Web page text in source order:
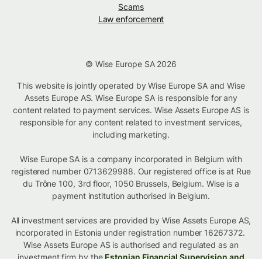
Scams
Law enforcement
© Wise Europe SA 2026
This website is jointly operated by Wise Europe SA and Wise
Assets Europe AS. Wise Europe SA is responsible for any
content related to payment services. Wise Assets Europe AS is
responsible for any content related to investment services,
including marketing.
Wise Europe SA is a company incorporated in Belgium with
registered number 0713629988. Our registered office is at Rue
du Trône 100, 3rd floor, 1050 Brussels, Belgium. Wise is a
payment institution authorised in Belgium.
All investment services are provided by Wise Assets Europe AS,
incorporated in Estonia under registration number 16267372.
Wise Assets Europe AS is authorised and regulated as an
investment firm by the Estonian Financial Supervision and